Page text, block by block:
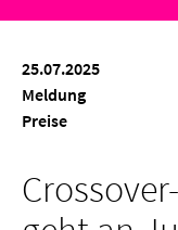
25.07.2025
Meldung
Preise